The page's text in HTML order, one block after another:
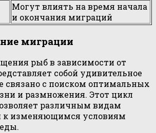
Могут влиять на время начала
и окончания миграций
миграции
рыб в зависимости от
собой удивительное
связано с поиском оптимальных
и размножения. Этот цикл
различным видам
к изменяющимся условиям